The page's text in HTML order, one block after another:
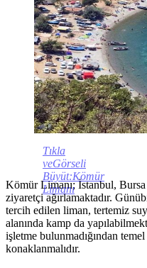
Tıkla
veGörseli
Büyüt:Kömür
Limanı
Kömür Limanı; İstanbul,
ziyaretçi ağırlamaktadır.
tercih edilen liman, tertemiz
alanında kamp da
işletme bulunmadığından
konaklanmalıdır.